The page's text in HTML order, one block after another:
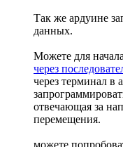
Так же ардуине
данных.
Можете для
через
через терминал в
отвечающая за
перемещения.